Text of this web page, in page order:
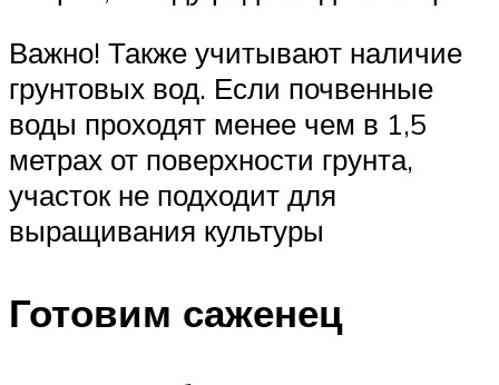
Важно! Также учитывают наличие
грунтовых вод. Если почвенные
воды проходят менее чем в 1,5
метрах от поверхности грунта,
участок не подходит для
выращивания культуры
Готовим саженец